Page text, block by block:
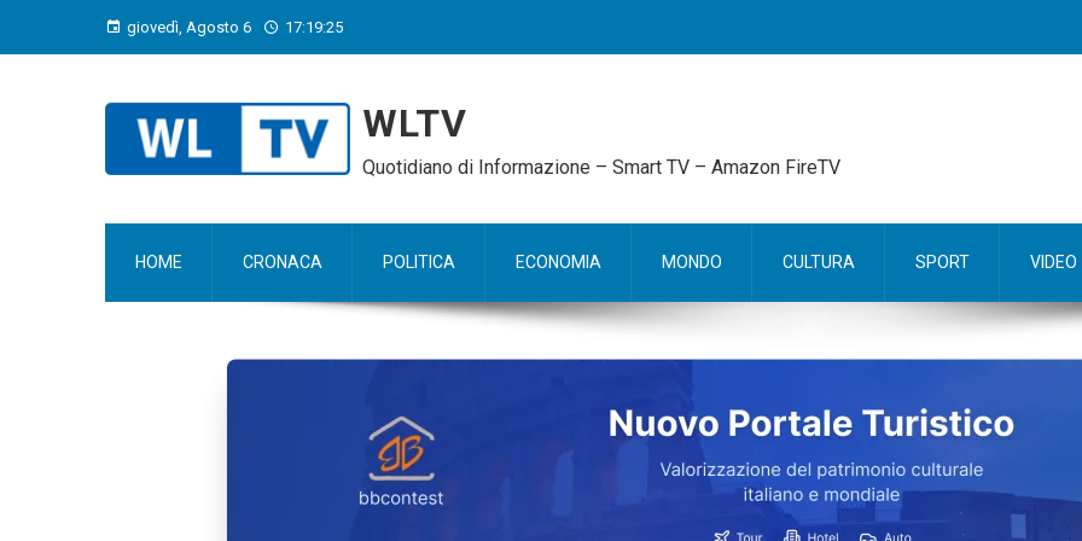
giovedì, Agosto 6 17:19:26
WLTV
Quotidiano di Informazione – Smart TV – Amazon FireTV
HOME CRONACA POLITICA ECONOMIA MONDO CULTURA SPORT VIDEO